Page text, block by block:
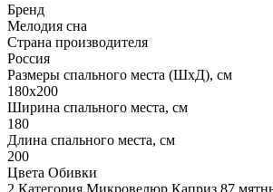
Бренд
Мелодия сна
Страна производителя
Россия
Размеры спального места (ШхД), см
180х200
Ширина спального места, см
180
Длина спального места, см
200
Цвета Обивки
2 Категория Микровелюр Каприз 87